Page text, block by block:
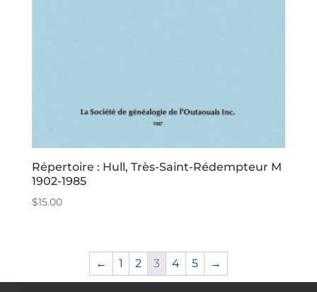
Répertoire : Hull, Très-Saint-Rédempteur M
1902-1985
$15.00
← 1 2 3 4 5 →